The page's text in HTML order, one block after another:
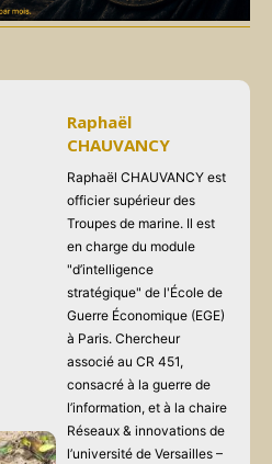
Raphaël
CHAUVANCY
Raphaël CHAUVANCY est
officier supérieur des
Troupes de marine. Il est
en charge du module
"d’intelligence
stratégique" de l'École de
Guerre Économique (EGE)
à Paris. Chercheur
associé au CR 451,
consacré à la guerre de
l’information, et à la chaire
Réseaux & innovations de
l’université de Versailles –